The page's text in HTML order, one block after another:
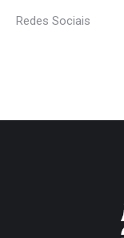
Redes Sociais